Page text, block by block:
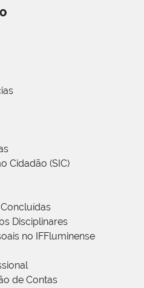
Cidadão (SIC)
Disciplinares
no IFFluminense
de Contas